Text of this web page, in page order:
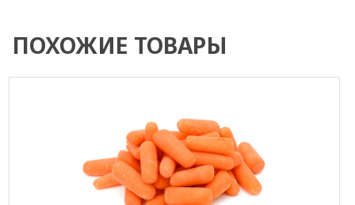
ПОХОЖИЕ ТОВАРЫ